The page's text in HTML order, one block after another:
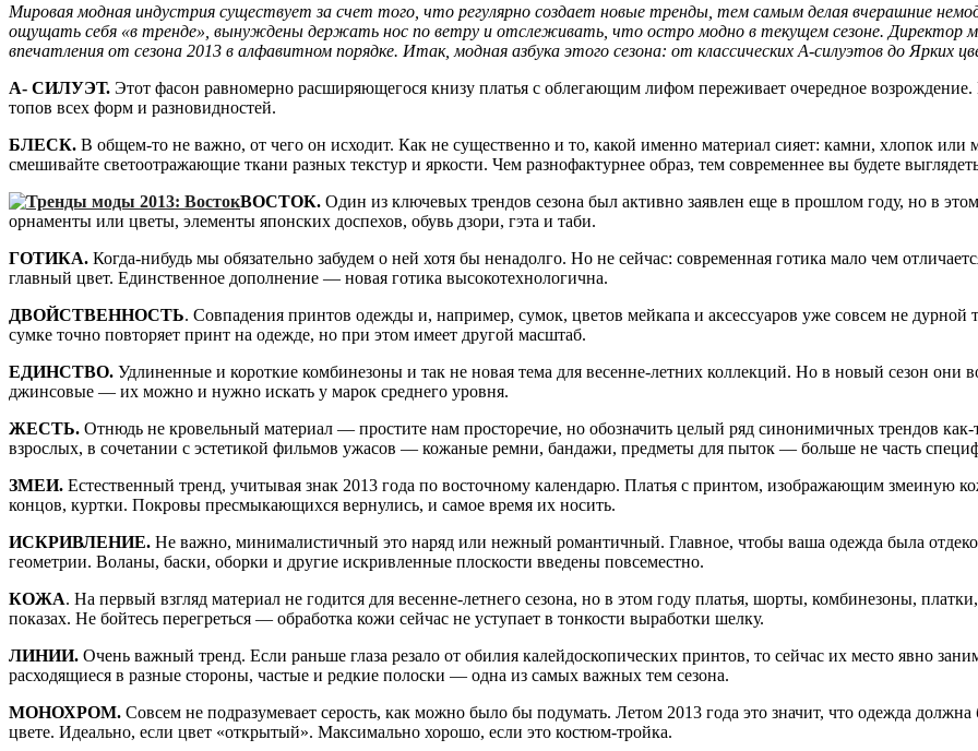
Мировая модная индустрия существует за счет того, что регулярно создает новые тренды, тем самым делая вчерашние
ощущать себя «в тренде», вынуждены держать нос по ветру и отслеживать, что остро модно в текущем сезоне. Директор
впечатления от сезона 2013 в алфавитном порядке. Итак, модная азбука этого сезона: от классических А-силуэтов до Ярких
А- СИЛУЭТ. Этот фасон равномерно расширяющегося книзу платья с облегающим лифом переживает очередное
топов всех форм и разновидностей.
БЛЕСК. В общем-то не важно, от чего он исходит. Как не существенно и то, какой именно материал сияет: камни, хлопок или
смешивайте светоотражающие ткани разных текстур и яркости. Чем разнофактурнее образ, тем современнее вы будете
ВОСТОК. Один из ключевых трендов сезона был активно заявлен еще в прошлом году, но в
орнаменты или цветы, элементы японских доспехов, обувь дзори, гэта и таби.
ГОТИКА. Когда-нибудь мы обязательно забудем о ней хотя бы ненадолго. Но не сейчас: современная готика мало чем
главный цвет. Единственное дополнение — новая готика высокотехнологична.
ДВОЙСТВЕННОСТЬ. Совпадения принтов одежды и, например, сумок, цветов мейкапа и аксессуаров уже совсем не
сумке точно повторяет принт на одежде, но при этом имеет другой масштаб.
ЕДИНСТВО. Удлиненные и короткие комбинезоны и так не новая тема для весенне-летних коллекций. Но в новый сезон
джинсовые — их можно и нужно искать у марок среднего уровня.
ЖЕСТЬ. Отнюдь не кровельный материал — простите нам просторечие, но обозначить целый ряд синонимичных трендов
взрослых, в сочетании с эстетикой фильмов ужасов — кожаные ремни, бандажи, предметы для пыток — больше не часть
ЗМЕИ. Естественный тренд, учитывая знак 2013 года по восточному календарю. Платья с принтом, изображающим змеиную
концов, куртки. Покровы пресмыкающихся вернулись, и самое время их носить.
ИСКРИВЛЕНИЕ. Не важно, минималистичный это наряд или нежный романтичный. Главное, чтобы ваша одежда была
геометрии. Воланы, баски, оборки и другие искривленные плоскости введены повсеместно.
КОЖА. На первый взгляд материал не годится для весенне-летнего сезона, но в этом году платья, шорты, комбинезоны,
показах. Не бойтесь перегреться — обработка кожи сейчас не уступает в тонкости выработки шелку.
ЛИНИИ. Очень важный тренд. Если раньше глаза резало от обилия калейдоскопических принтов, то сейчас их место явно
расходящиеся в разные стороны, частые и редкие полоски — одна из самых важных тем сезона.
МОНОХРОМ. Совсем не подразумевает серость, как можно было бы подумать. Летом 2013 года это значит, что одежда
цвете. Идеально, если цвет «открытый». Максимально хорошо, если это костюм-тройка.